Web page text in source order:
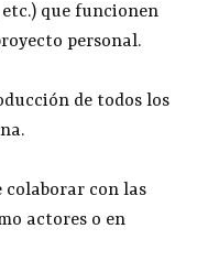
que funcionen
personal.
de todos los
colaborar con las
actores o en